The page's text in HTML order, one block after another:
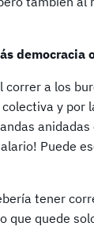
democracia
a los
y por
anidadas
Puede
tener
que quede